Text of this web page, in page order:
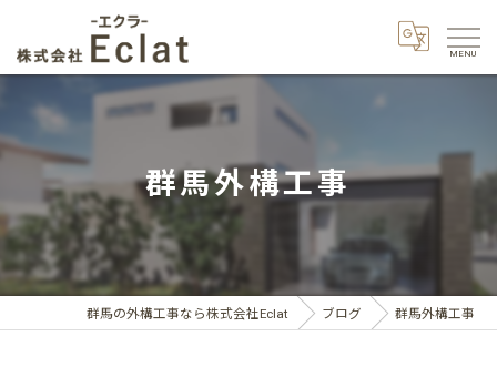
群馬外構工事
群馬の外構工事なら株式会社Eclat ブログ 群馬外構工事